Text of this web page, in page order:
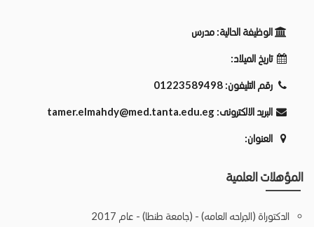
الوظيفة الحالية: مدرس
تاريخ الميلاد:
رقم التليفون: 01223589498
البريد الالكترونى: tamer.elmahdy@med.tanta.edu.eg
العنوان:
المؤهلات العلمية
الدكتوراة (الجراحه العامه) - (جامعة طنطا) - عام 2017